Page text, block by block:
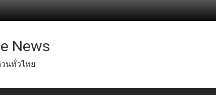
News
นทั่วไทย